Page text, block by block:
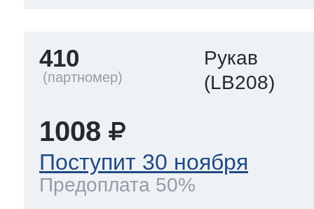
410
Рукав
(LB208)
1008
Поступит 30 ноября
Предоплата 50%